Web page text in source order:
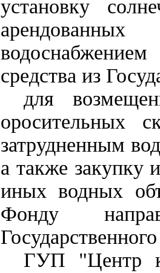
установку
средства из
для
оросительных
затрудненным
а также закупку
иных водных
Фонду
ГУП "Центр